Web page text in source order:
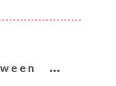
動・会